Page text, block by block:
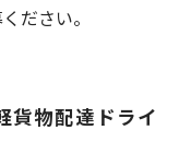
ださい。
貨物配達ドライ